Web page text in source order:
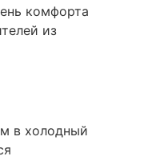
комфорта
из
в холодный